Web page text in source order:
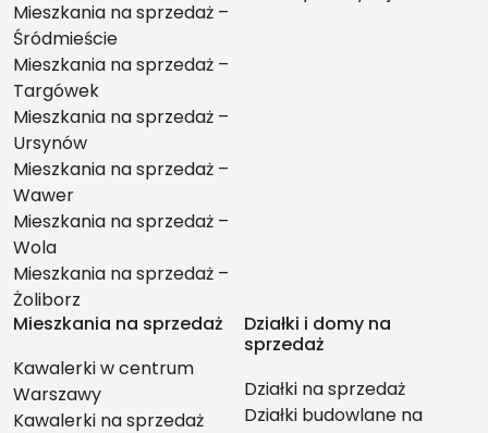
Mieszkania na sprzedaż –
Śródmieście
Mieszkania na sprzedaż –
Targówek
Mieszkania na sprzedaż –
Ursynów
Mieszkania na sprzedaż –
Wawer
Mieszkania na sprzedaż –
Wola
Mieszkania na sprzedaż –
Żoliborz
Mieszkania na sprzedaż
Kawalerki w centrum
Warszawy
Kawalerki na sprzedaż
Działki i domy na
sprzedaż
Działki na sprzedaż
Działki budowlane na